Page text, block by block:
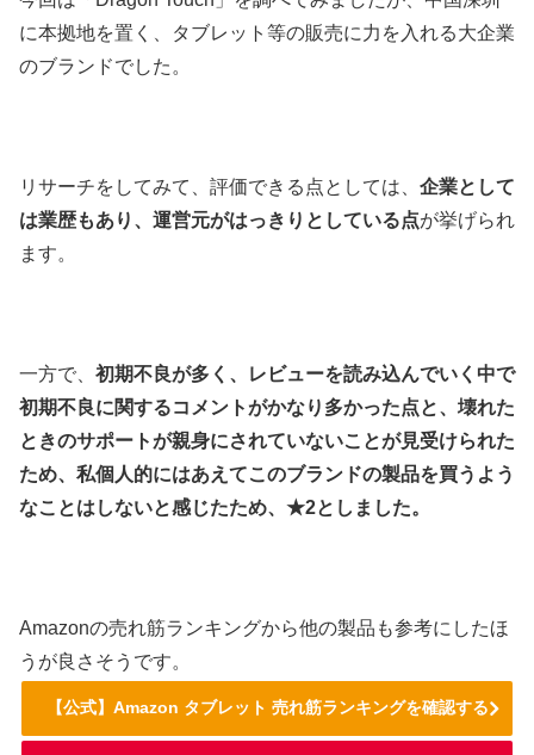
に本拠地を置く、タブレット等の販売に力を入れる大企業
のブランドでした。
リサーチをしてみて、評価できる点としては、 企業として
は業歴もあり、運営元がはっきりとしている点が挙げられ
ます。
一方で、 初期不良が多く、レビューを読み込んでいく中で
初期不良に関するコメントがかなり多かった点と、壊れた
ときのサポートが親身にされていないことが見受けられた
ため、私個人的にはあえてこのブランドの製品を買うよう
なことはしないと感じたため、 ★2としました。
Amazonの売れ筋ランキングから他の製品も参考にしたほ
うが良さそうです。
【公式】Amazon タブレット 売れ筋ランキングを確認する